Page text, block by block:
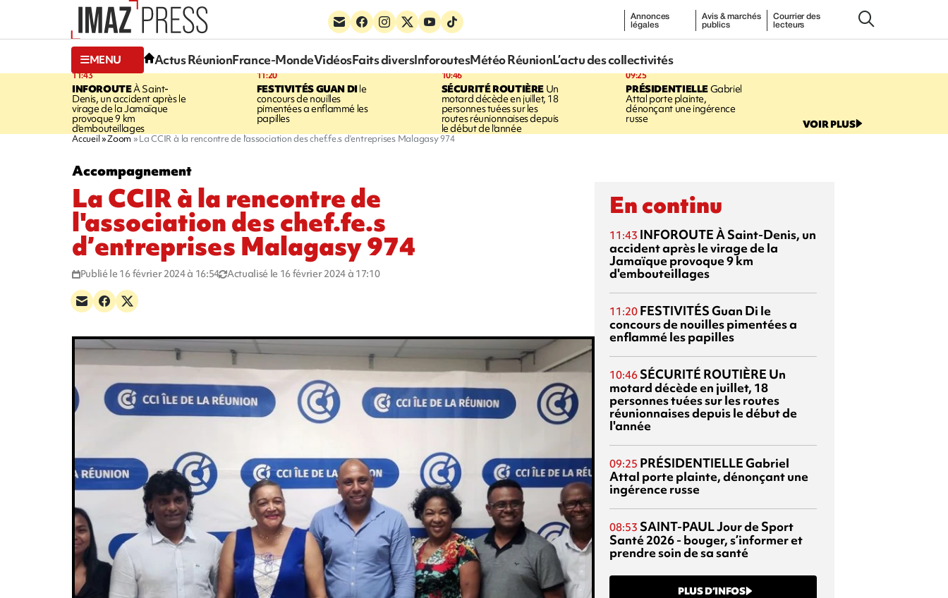
Annonces
légales
Avis & marchés
publics
Courrier des
lecteurs
MENU Actus RéunionFrance-MondeVidéosFaits diversInforoutesMétéo RéunionL’actu des collectivités
11:43
INFOROUTEÀ Saint-
Denis, un accident après le
virage de la Jamaïque
provoque 9 km
d'embouteillages
11:20
FESTIVITÉSGUAN DIle
concours de nouilles
pimentées a enflammé les
papilles
10:46
SÉCURITÉ ROUTIÈRE Un
motard décède en juillet, 18
personnes tuées sur les
routes réunionnaises depuis
le début de l'année
09:25
PRÉSIDENTIELLEGabriel
Attal porte plainte,
dénonçant une ingérence
russe VOIR PLUS
Accueil Zoom La CCIR à la rencontre de l'association des chef.fe.s d’entreprises Malagasy 974
Accompagnement
La CCIR à la rencontre de
l'association des chef.fe.s
d’entreprises Malagasy 974
Publié le 16 février 2024 à 16:54 Actualisé le 16 février 2024 à 17:10
En continu
11:43 INFOROUTEÀ Saint-Denis, un
accident après le virage de la
Jamaïque provoque 9 km
d'embouteillages
11:20 FESTIVITÉSGuan Di le
concours de nouilles pimentées a
enflammé les papilles
10:46 SÉCURITÉ ROUTIÈRE Un
motard décède en juillet, 18
personnes tuées sur les routes
réunionnaises depuis le début de
l'année
09:25 PRÉSIDENTIELLEGabriel
Attal porte plainte, dénonçant une
ingérence russe
08:53 SAINT-PAULJour de Sport
Santé 2026 - bouger, s’informer et
prendre soin de sa santé
PLUS D’INFOS